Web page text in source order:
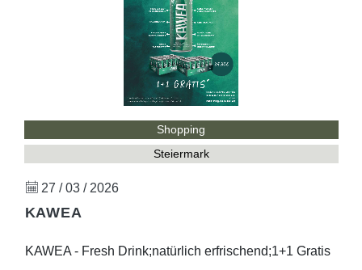
Shopping
Steiermark
27 / 03 / 2026
KAWEA
KAWEA - Fresh Drink;natürlich erfrischend;1+1 Gratis